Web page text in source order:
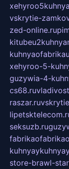
vskrytie-
zed-online.ru
xehyroo-5-
guzywia-4-
cs68.ru
raszar.ru
seksuzb.ru
store-brawl-